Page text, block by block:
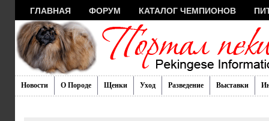
ГЛАВНАЯ ФОРУМ КАТАЛОГ ЧЕМПИОНОВ
Новости О Породе Щенки Уход Разведение Выставки